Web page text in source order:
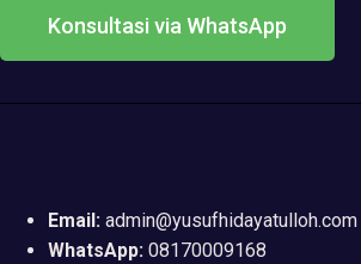
Konsultasi via WhatsApp
Email: admin@yusufhidayatulloh.com
WhatsApp: 08170009168